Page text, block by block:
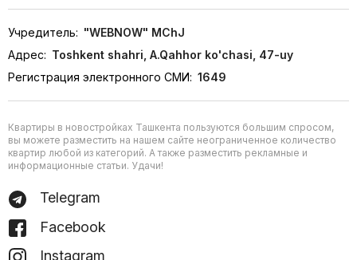
Учредитель: "WEBNOW" MChJ
Адрес: Toshkent shahri, A.Qahhor ko'chasi, 47-uy
Регистрация электронного СМИ: 1649
Квартиры в новостройках Ташкента пользуются большим спросом,
вы можете разместить на нашем сайте неограниченное количество
квартир любой из категорий. А также разместить рекламные и
информационные статьи. Удачи!
Telegram
Facebook
Instagram